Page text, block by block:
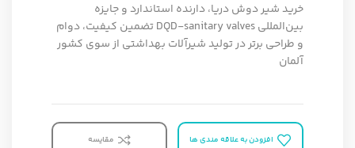
خرید شیر دوش دریا، دارنده استاندارد و جایزه
بین‌المللی DQD-sanitary valves تضمین کیفیت، دوام
و طراحی برتر در تولید شیرآلات بهداشتی از سوی کشور
آلمان
افزودن به علاقه مندی ها مقایسه